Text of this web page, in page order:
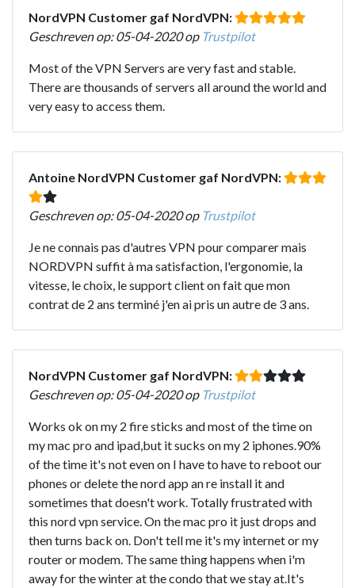
NordVPN Customer gaf NordVPN:
Geschreven op: 05-04-2020 op Trustpilot
Most of the VPN Servers are very fast and stable.
There are thousands of servers all around the world and
very easy to access them.
Antoine NordVPN Customer gaf NordVPN:
Geschreven op: 05-04-2020 op Trustpilot
Je ne connais pas d'autres VPN pour comparer mais
NORDVPN suffit à ma satisfaction, l'ergonomie, la
vitesse, le choix, le support client on fait que mon
contrat de 2 ans terminé j'en ai pris un autre de 3 ans.
NordVPN Customer gaf NordVPN:
Geschreven op: 05-04-2020 op Trustpilot
Works ok on my 2 fire sticks and most of the time on
my mac pro and ipad,but it sucks on my 2 iphones.90%
of the time it's not even on I have to have to reboot our
phones or delete the nord app an re install it and
sometimes that doesn't work. Totally frustrated with
this nord vpn service. On the mac pro it just drops and
then turns back on. Don't tell me it's my internet or my
router or modem. The same thing happens when i'm
away for the winter at the condo that we stay at.It's